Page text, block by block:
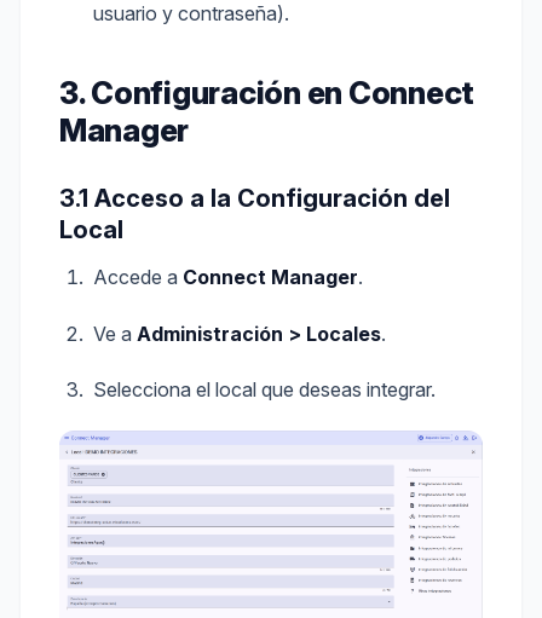
usuario y contraseña).
3. Configuración en Connect
Manager
3.1 Acceso a la Configuración del
Local
Accede a Connect Manager.
Ve a Administración > Locales.
Selecciona el local que deseas integrar.